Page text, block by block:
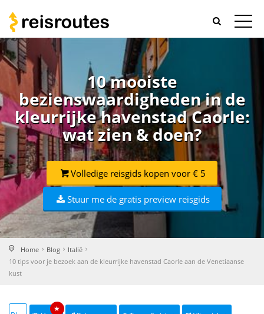
10 mooiste
bezienswaardigheden in de
kleurrijke havenstad Caorle:
wat zien & doen?
Volledige reisgids kopen voor € 5
Stuur me de gratis preview reisgids
Home Blog
Italië
10 tips voor je bezoek aan de kleurrijke havenstad Caorle aan de Venetiaanse
kust
★